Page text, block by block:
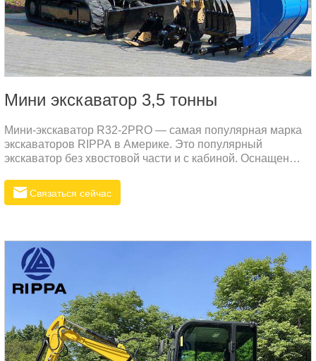
Мини экскаватор 3,5 тонны
Мини-экскаватор R32-2PRO — самая популярная марка
экскаваторов RIPPA в Америке. Это популярный
экскаватор без хвостовой части и с кабиной. Оснащен
удовлетворения рабочих потребностей в различных
сценариях.
Связаться сейчас